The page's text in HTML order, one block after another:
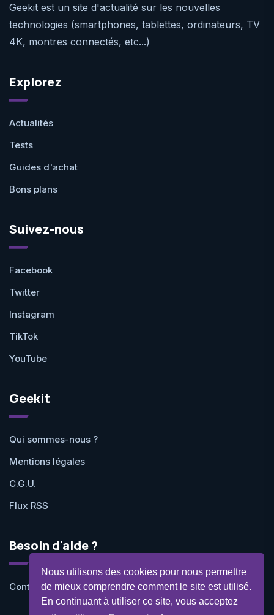
Nous utilisons des cookies pour nous permettre
de mieux comprendre comment le site est utilisé.
En continuant à utiliser ce site, vous acceptez
Geekit est un site d'actualité sur les nouvelles
technologies (smartphones, tablettes, ordinateurs, TV
4K, montres connectés, etc...)
Explorez
Actualités
Tests
Guides d'achat
Bons plans
Suivez-nous
Facebook
Twitter
Instagram
TikTok
YouTube
Geekit
Qui sommes-nous ?
Mentions légales
C.G.U.
Flux RSS
Besoin d'aide ?
Contactez-nous